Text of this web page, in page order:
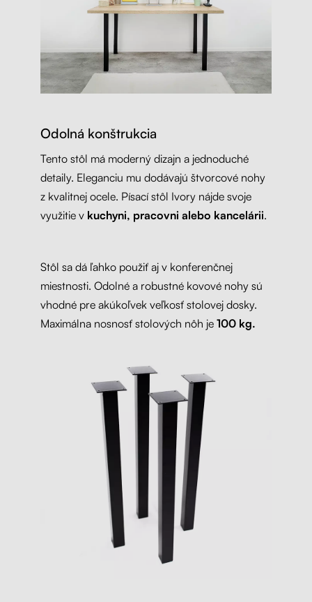
Odolná konštrukcia
Tento stôl má moderný dizajn a jednoduché
detaily. Eleganciu mu dodávajú štvorcové nohy
z kvalitnej ocele. Písací stôl Ivory nájde svoje
využitie v kuchyni, pracovni alebo kancelárii.
Stôl sa dá ľahko použiť aj v konferenčnej
miestnosti. Odolné a robustné kovové nohy sú
vhodné pre akúkoľvek veľkosť stolovej dosky.
Maximálna nosnosť stolových nôh je100 kg.